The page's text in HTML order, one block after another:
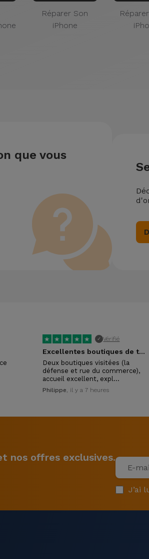
Réparer Son
iPhone
que vous
★ ★ ★ ★ ★ ✓ Vérifié
Excellentes boutiques de téléphonie reconditionnée
Deux boutiques visitées (la
défense et rue du commerce),
accueil excellent, expl…
Philippe, il y a 7 heures
nos offres exclusives.
J’ai